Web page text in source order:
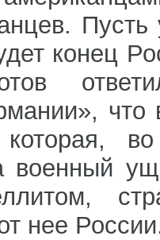
конец
военный
нее